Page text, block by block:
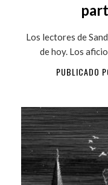
Los lectores de
de hoy. Los
PUBLICADO